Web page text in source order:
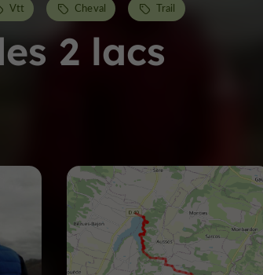
2 lacs
Vtt Cheval Trail